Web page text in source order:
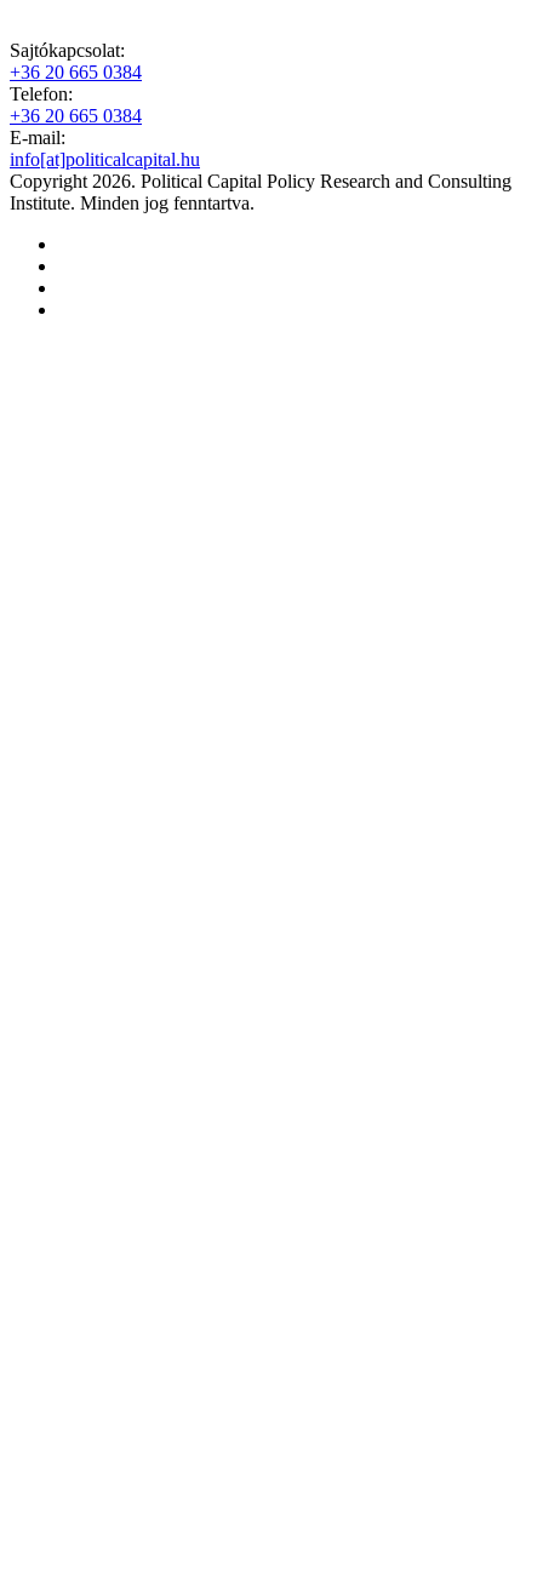
Sajtókapcsolat:
+36 20 665 0384
Telefon:
+36 20 665 0384
E-mail:
info[at]politicalcapital.hu
Copyright 2026. Political Capital Policy Research and Consulting
Institute. Minden jog fenntartva.